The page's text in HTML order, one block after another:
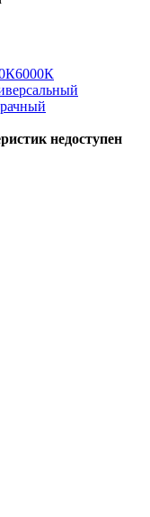
6000К
недоступен